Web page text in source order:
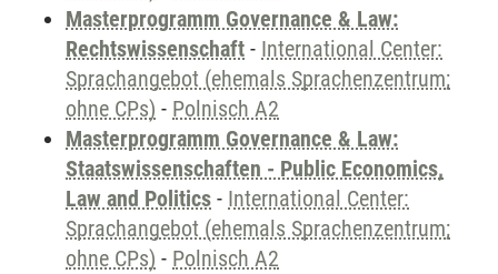
Masterprogramm Governance & Law:
Rechtswissenschaft - International Center:
Sprachangebot (ehemals Sprachenzentrum;
ohne CPs) - Polnisch A2
Masterprogramm Governance & Law:
Staatswissenschaften - Public Economics,
Law and Politics - International Center:
Sprachangebot (ehemals Sprachenzentrum;
ohne CPs) - Polnisch A2